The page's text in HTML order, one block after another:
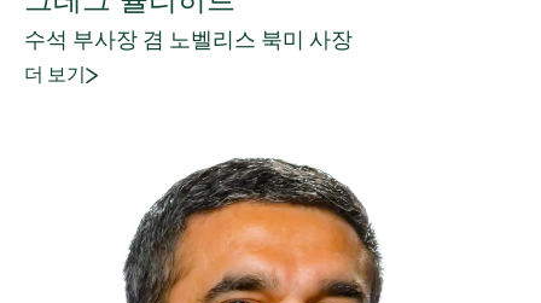
수석 부사장 겸 노벨리스 북미 사장
더 보기